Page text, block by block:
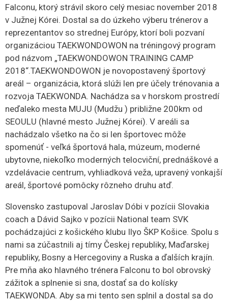
Falconu, ktorý strávil skoro celý mesiac november 2018
v Južnej Kórei. Dostal sa do úzkeho výberu trénerov a
reprezentantov so strednej Európy, ktorí boli pozvaní
organizáciou TAEKWONDOWON na tréningový program
pod názvom „TAEKWONDOWON TRAINING CAMP
2018“.TAEKWONDOWON je novopostavený športový
areál – organizácia, ktorá slúži len pre účely trénovania a
rozvoja TAEKWONDA. Nachádza sa v horskom prostredí
neďaleko mesta MUJU (Mudžu ) približne 200km od
SEOULU (hlavné mesto Južnej Kórei). V areáli sa
nachádzalo všetko na čo si len športovec môže
spomenúť - veľká športová hala, múzeum, moderné
ubytovne, niekoľko moderných telocviční, prednáškové a
vzdelávacie centrum, vyhliadková veža, upravený vonkajší
areál, športové pomôcky rôzneho druhu atď.
Slovensko zastupoval Jaroslav Dóbi v pozícii Slovakia
coach a Dávid Sajko v pozícii National team SVK
pochádzajúci z košického klubu Ilyo ŠKP Košice. Spolu s
nami sa zúčastnili aj tímy Českej republiky, Maďarskej
republiky, Bosny a Hercegoviny a Ruska a ďalších krajín.
Pre mňa ako hlavného trénera Falconu to bol obrovský
zážitok a splnenie si sna, dostať sa do kolísky
TAEKWONDA. Aby sa mi tento sen splnil a dostal sa do